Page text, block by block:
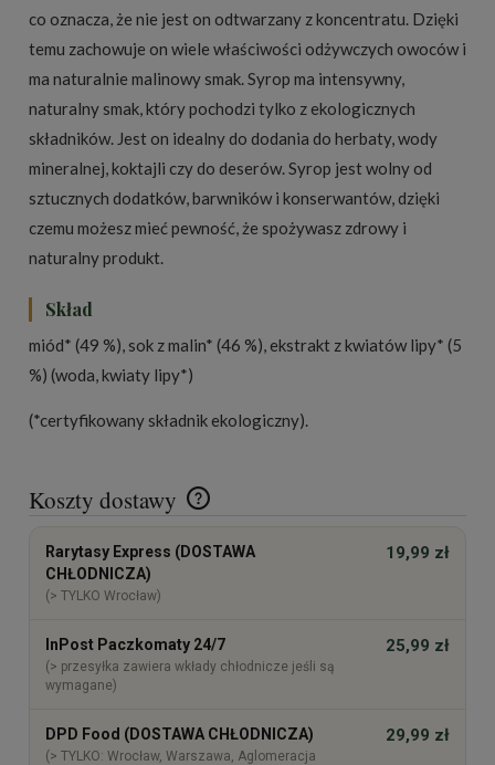
co oznacza, że nie jest on odtwarzany z koncentratu. Dzięki
temu zachowuje on wiele właściwości odżywczych owoców i
ma naturalnie malinowy smak. Syrop ma intensywny,
naturalny smak, który pochodzi tylko z ekologicznych
składników. Jest on idealny do dodania do herbaty, wody
mineralnej, koktajli czy do deserów. Syrop jest wolny od
sztucznych dodatków, barwników i konserwantów, dzięki
czemu możesz mieć pewność, że spożywasz zdrowy i
naturalny produkt.
Skład
miód* (49 %), sok z malin* (46 %), ekstrakt z kwiatów lipy* (5
%) (woda, kwiaty lipy*)
(*certyfikowany składnik ekologiczny).
Koszty dostawy
Cena nie zawiera ewentualnych kosztów płatności
Rarytasy Express (DOSTAWA
CHŁODNICZA)
(> TYLKO Wrocław)
19,99 zł
InPost Paczkomaty 24/7
(> przesyłka zawiera wkłady chłodnicze jeśli są
wymagane)
25,99 zł
DPD Food (DOSTAWA CHŁODNICZA)
(> TYLKO: Wrocław, Warszawa, Aglomeracja
29,99 zł